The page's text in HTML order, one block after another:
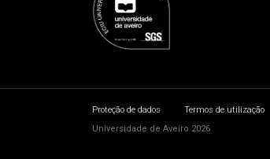
Proteção de dados Termos de utilização
Universidade de Aveiro 2026